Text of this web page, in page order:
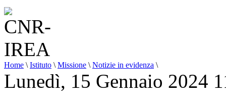
Home \ Istituto \ Missione \ Notizie in evidenza \
Lunedì, 15 Gennaio 2024